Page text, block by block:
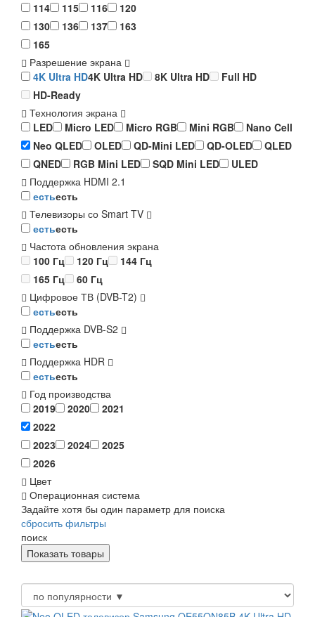
114
115 116
120
130
136 137
163
165
Разрешение экрана
4K Ultra HD4K Ultra HD 8K Ultra HD
Full HD
HD-Ready
Технология экрана
LED
Micro LED Micro RGB Mini RGB
Nano Cell
Neo QLED
OLED QD-Mini LED QD-OLED
QLED
QNED
RGB Mini LED SQD Mini LED
ULED
Поддержка HDMI 2.1
естьесть
Телевизоры со Smart TV
естьесть
Частота обновления экрана
100 Гц
120 Гц
144 Гц
165 Гц
60 Гц
Цифровое ТВ (DVB-T2)
естьесть
Поддержка DVB-S2
естьесть
Поддержка HDR
естьесть
Год производства
2019
2020
2021
2022
2023
2024
2025
2026
Цвет
Операционная система
Задайте хотя бы один параметр для поиска
сбросить фильтры
поиск